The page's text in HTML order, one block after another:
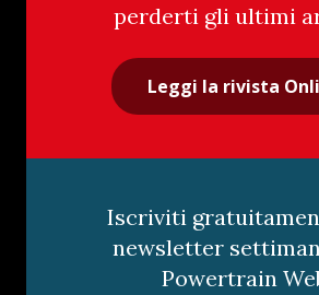
perderti gli ultimi
Leggi la rivista
Iscriviti
newsletter
Powertrain